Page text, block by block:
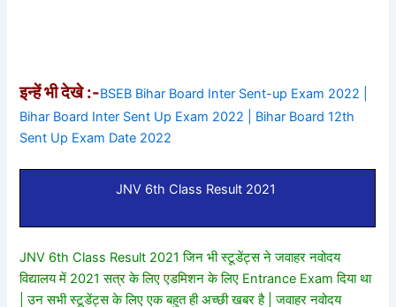
इन्हें भी देखे :-BSEB Bihar Board Inter Sent-up Exam 2022 |
Bihar Board Inter Sent Up Exam 2022 | Bihar Board 12th
Sent Up Exam Date 2022
JNV 6th Class Result 2021
JNV 6th Class Result 2021 जिन भी स्टूडेंट्स ने जवाहर नवोदय
विद्यालय में 2021 सत्र के लिए एडमिशन के लिए Entrance Exam दिया था
| उन सभी स्टूडेंट्स के लिए एक बहुत ही अच्छी खबर है | जवाहर नवोदय